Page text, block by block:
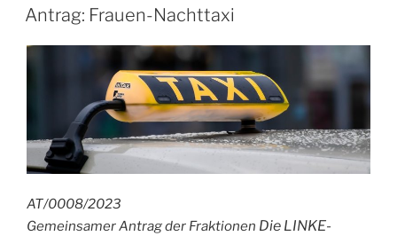
AM
Antrag: Frauen-Nachttaxi
AT/0008/2023
Gemeinsamer Antrag der Fraktionen Die LINKE-